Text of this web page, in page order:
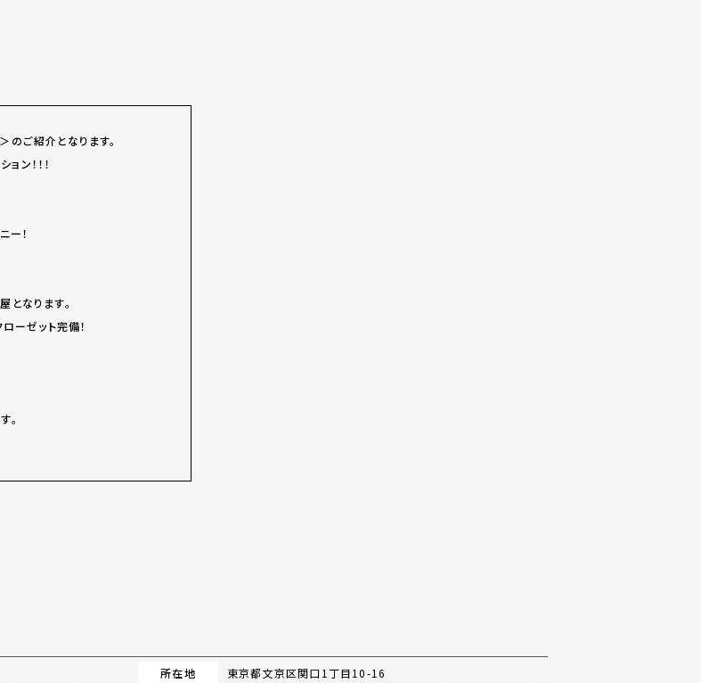
ご紹介となります。
ン！！！
ー！
なります。
ーゼット完備！
。
所在地 東京都文京区関口1丁目10-16